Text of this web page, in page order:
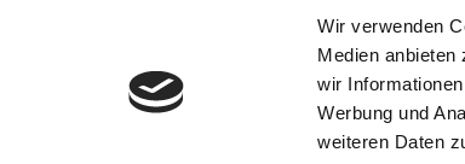
Wir verwenden
Medien anbieten
wir
Werbung und
weiteren Daten
hstephan@argosinvest.com